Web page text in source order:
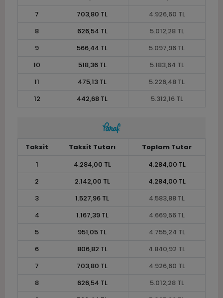
7
703,80 TL
4.926,60 TL
8
626,54 TL
5.012,28 TL
9
566,44 TL
5.097,96 TL
10
518,36 TL
5.183,64 TL
11
475,13 TL
5.226,48 TL
12
442,68 TL 5.312,16 TL
Taksit Taksit Tutarı
Toplam Tutar
1
4.284,00 TL
4.284,00 TL
2
2.142,00 TL
4.284,00 TL
3
1.527,96 TL
4.583,88 TL
4
1.167,39 TL
4.669,56 TL
5
951,05 TL
4.755,24 TL
6
806,82 TL
4.840,92 TL
7
703,80 TL
4.926,60 TL
8
626,54 TL
5.012,28 TL